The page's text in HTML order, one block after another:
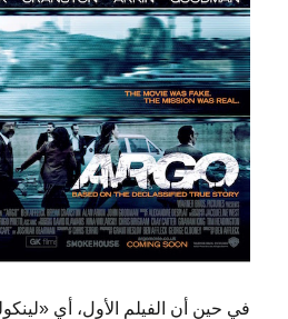
في حين أن الفيلم الأول، أي